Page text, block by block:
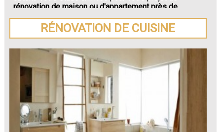
rénovation de maison ou d'appartement près de
Gumbrechtshoffen.
RÉNOVATION DE CUISINE